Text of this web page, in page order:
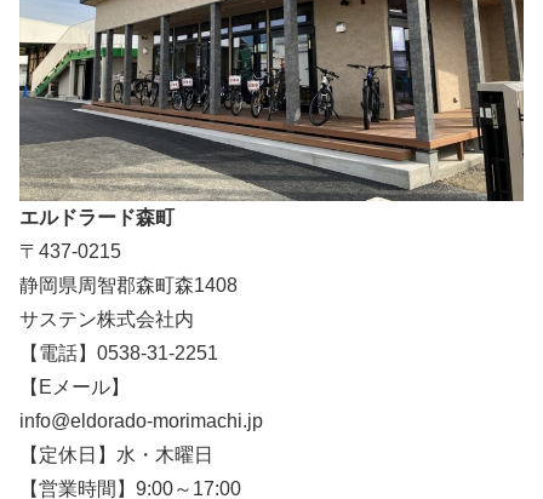
エルドラード森町
〒437-0215
静岡県周智郡森町森1408
サステン株式会社内
【電話】0538-31-2251
【Eメール】
info@eldorado-morimachi.jp
【定休日】水・木曜日
【営業時間】9:00～17:00